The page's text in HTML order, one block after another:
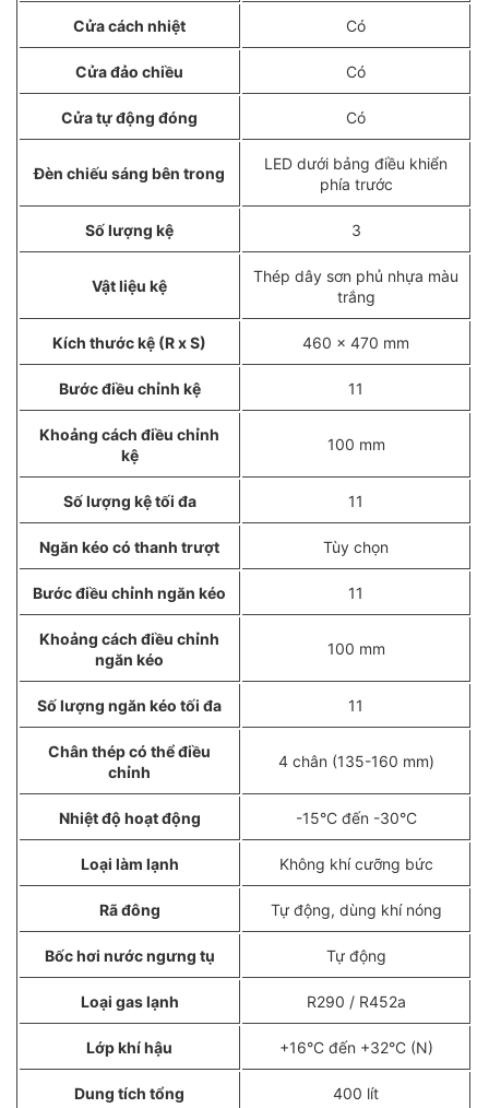
Cửa cách nhiệt Có
Cửa đảo chiều Có
Cửa tự động đóng Có
Đèn chiếu sáng bên trong
LED dưới bảng điều khiển
phía trước
Số lượng kệ 3
Vật liệu kệ
Thép dây sơn phủ nhựa màu
trắng
Kích thước kệ (R x S) 460 x 470 mm
Bước điều chỉnh kệ 11
Khoảng cách điều chỉnh
kệ
100 mm
Số lượng kệ tối đa 11
Ngăn kéo có thanh trượt Tùy chọn
Bước điều chỉnh ngăn kéo 11
Khoảng cách điều chỉnh
ngăn kéo
100 mm
Số lượng ngăn kéo tối đa 11
Chân thép có thể điều
chỉnh
4 chân (135-160 mm)
Nhiệt độ hoạt động -15°C đến -30°C
Loại làm lạnh Không khí cưỡng bức
Rã đông Tự động, dùng khí nóng
Bốc hơi nước ngưng tụ Tự động
Loại gas lạnh R290 / R452a
Lớp khí hậu +16°C đến +32°C (N)
Dung tích tổng 400 lít